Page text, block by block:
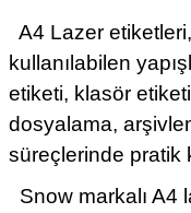
A4 Lazer
kullanılabilen
etiketi, klasör
dosyalama,
süreçlerinde pratik
Snow markalı A4